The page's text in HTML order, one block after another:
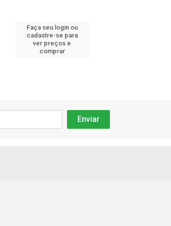
Faça seu login ou
cadastre-se para
ver preços e
comprar